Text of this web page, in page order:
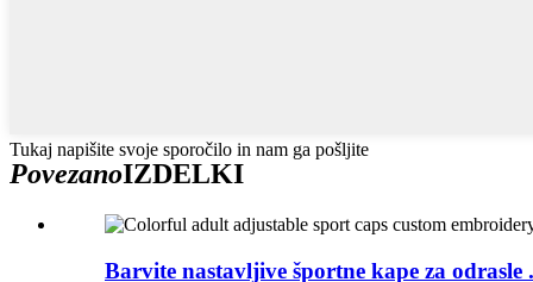
Tukaj napišite svoje sporočilo in nam ga pošljite
PovezanoIZDELKI
Barvite nastavljive športne kape za odrasle